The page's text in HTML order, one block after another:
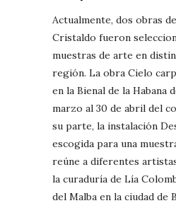
Actualmente, dos obras
Cristaldo fueron
muestras de arte en
región. La obra Cielo
en la Bienal de la Habana
marzo al 30 de abril del
su parte, la instalación
escogida para una
reúne a diferentes
la curaduría de Lía
del Malba en la ciudad de